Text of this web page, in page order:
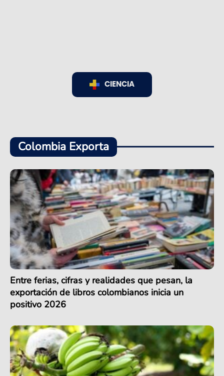
CIENCIA
Colombia Exporta
Entre ferias, cifras y realidades que pesan, la
exportación de libros colombianos inicia un
positivo 2026